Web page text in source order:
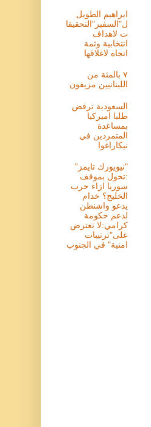
ابراهيم الطويل
ل"السفير"التحقيقا
ت لاهداف
انتخابية وثمة
اتجاه لاغلاقها
٧ بالمئة من
اللبنانيين مزيفون
السعودية ترفض
طلبا اميركيا
بمساعدة
المتمردين في
نيكاراغوا
"نيويورك تايمز"
:تحول بموقف
سوريا ازاء حرب
الخليج؟ خدام
يدعو واشنطن
لدعم حكومة
كرامي:لا نعترض
على"ترتيبات
امنية" في الجنوب